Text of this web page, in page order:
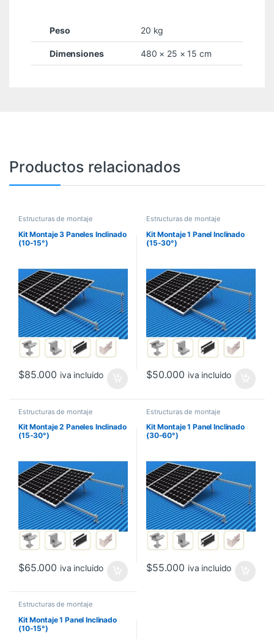
Peso 20 kg
Dimensiones 480 × 25 × 15 cm
Productos relacionados
Estructuras de montaje
Kit Montaje 3 Paneles Inclinado
(10-15°)
$85.000 iva incluido
Estructuras de montaje
Kit Montaje 1 Panel Inclinado
(15-30°)
$50.000 iva incluido
Estructuras de montaje
Kit Montaje 2 Paneles Inclinado
(15-30°)
$65.000 iva incluido
Estructuras de montaje
Kit Montaje 1 Panel Inclinado
(30-60°)
$55.000 iva incluido
Estructuras de montaje
Kit Montaje 1 Panel Inclinado
(10-15°)